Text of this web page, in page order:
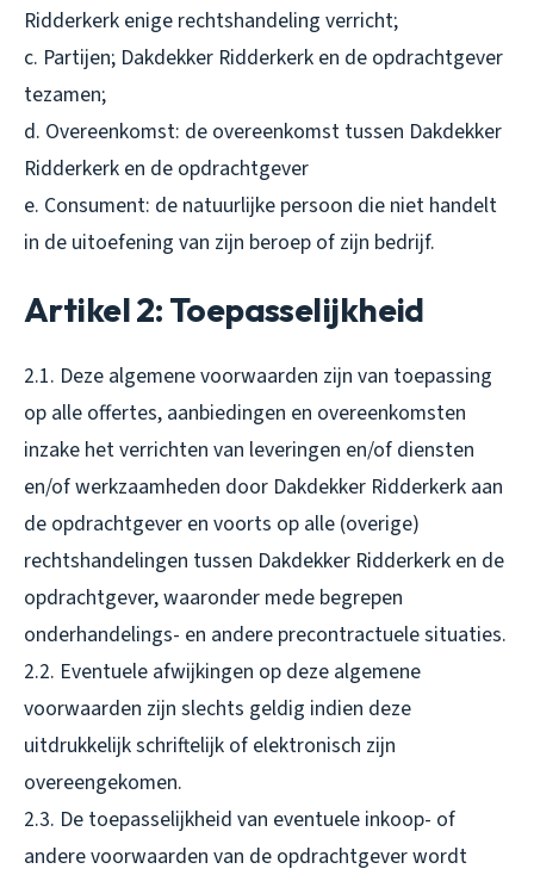
Ridderkerk enige rechtshandeling verricht;
c. Partijen; Dakdekker Ridderkerk en de opdrachtgever
tezamen;
d. Overeenkomst: de overeenkomst tussen Dakdekker
Ridderkerk en de opdrachtgever
e. Consument: de natuurlijke persoon die niet handelt
in de uitoefening van zijn beroep of zijn bedrijf.
Artikel 2: Toepasselijkheid
2.1. Deze algemene voorwaarden zijn van toepassing
op alle offertes, aanbiedingen en overeenkomsten
inzake het verrichten van leveringen en/of diensten
en/of werkzaamheden door Dakdekker Ridderkerk aan
de opdrachtgever en voorts op alle (overige)
rechtshandelingen tussen Dakdekker Ridderkerk en de
opdrachtgever, waaronder mede begrepen
onderhandelings- en andere precontractuele situaties.
2.2. Eventuele afwijkingen op deze algemene
voorwaarden zijn slechts geldig indien deze
uitdrukkelijk schriftelijk of elektronisch zijn
overeengekomen.
2.3. De toepasselijkheid van eventuele inkoop- of
andere voorwaarden van de opdrachtgever wordt